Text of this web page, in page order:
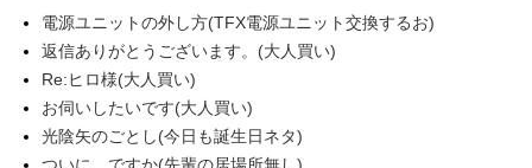
電源ユニットの外し方(TFX電源ユニット交換するお)
返信ありがとうございます。(大人買い)
Re:ヒロ様(大人買い)
お伺いしたいです(大人買い)
光陰矢のごとし(今日も誕生日ネタ)